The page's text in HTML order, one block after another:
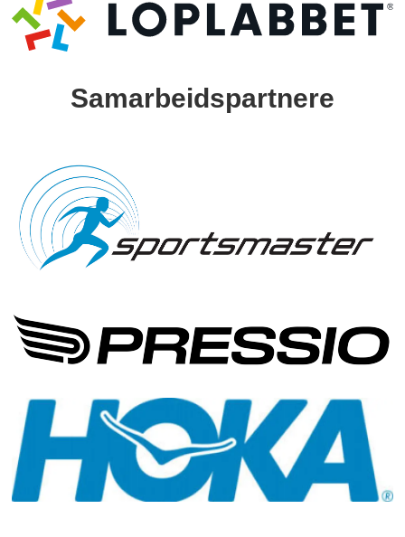
Samarbeidspartnere